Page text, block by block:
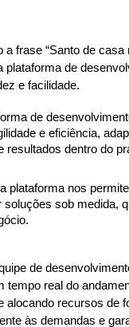
a frase “Santo de
plataforma de
e facilidade.
de
e eficiência,
resultados dentro do
plataforma nos
soluções sob medida,
de
tempo real do
alocando recursos
às demandas e